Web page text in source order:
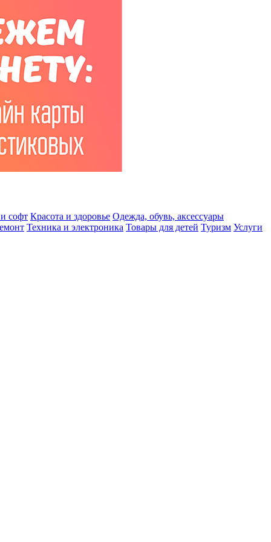
софт Красота и здоровье Одежда, обувь, аксессуары
Техника и электроника Товары для детей Туризм Услуги